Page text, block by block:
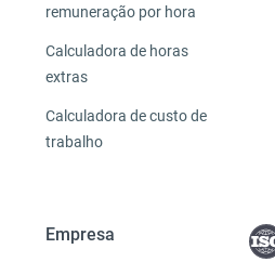
remuneração por hora
Calculadora de horas
extras
Calculadora de custo de
trabalho
Empresa